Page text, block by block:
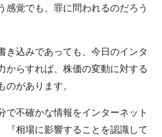
感覚でも、罪に問われるのだろう
き込みであっても、今日のインタ
からすれば、株価の変動に対する
があります。
で不確かな情報をインターネット
『相場に影響することを認識して